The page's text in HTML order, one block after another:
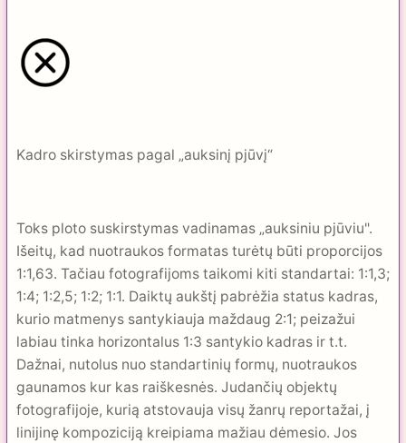
Kadro skirstymas pagal „auksinį pjūvį“
Toks ploto suskirstymas vadinamas „auksiniu pjūviu".
Išeitų, kad nuotraukos formatas turėtų būti proporcijos
1:1,63. Tačiau foto­grafijoms taikomi kiti standartai: 1:1,3;
1:4; 1:2,5; 1:2; 1:1. Daiktų aukštį pabrėžia status kadras,
kurio matmenys santykiauja maždaug 2:1; peizažui
labiau tinka horizontalus 1:3 santykio kadras ir t.t.
Dažnai, nutolus nuo standartinių formų, nuo­traukos
gaunamos kur kas raiškesnės. Judančių objektų
fotografi­joje, kurią atstovauja visų žanrų reportažai, į
linijinę kompoziciją kreipiama mažiau dėmesio. Jos